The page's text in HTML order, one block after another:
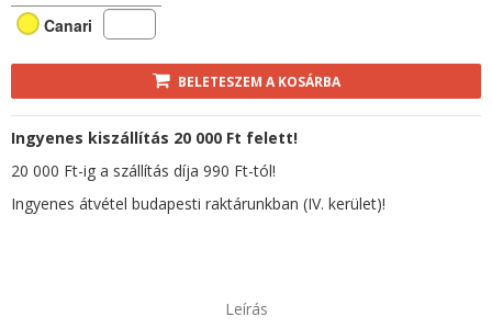
Canari
BELETESZEM A KOSÁRBA
Ingyenes kiszállítás 20 000 Ft felett!
20 000 Ft-ig a szállítás díja 990 Ft-tól!
Ingyenes átvétel budapesti raktárunkban (IV. kerület)!
Leírás